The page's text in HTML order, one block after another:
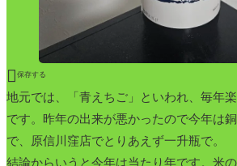
 保存する
地元では、「青えちご」といわれ、毎年
です。昨年の出来が悪かったので今年は
で、原信川窪店でとりあえず一升瓶で。
結論からいうと今年は当たり年です。米